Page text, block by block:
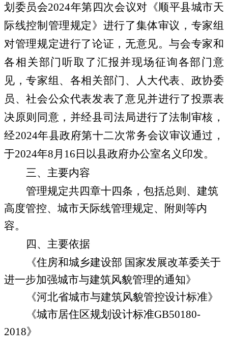
划委员会2024年第四次会议对 《顺平县城市天
际线控制管理规定》进行了集体审议，专家组
对管理规定进行了论证，无意见。与会专家和
各相关部门听取了汇报并现场征询各部门意
见，专家组、各相关部门、人大代表、政协委
员、社会公众代表发表了意见并进行了投票表
决原则同意， 并经县司法局进行了法制审核，
经2024年县政府第十二次常务会议审议通过，
于2024年8 月 16 日 以县政府办公室名义印发。
三、主要内容
管理规定共四章十四条，包括总则、 建筑
高度管控、城市天际线管理规定、附则等内
容。
四、 主要依据
《住房和城乡建设部 国家发展改革委关于
进一步加强城市与建筑风貌管理的通知》
《河北省城市与建筑风貌管控设计标准》
《城市居住区规划设计标准GB50180-
2018》